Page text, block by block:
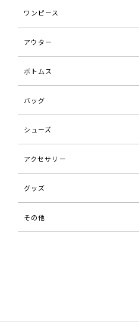
ワンピース
アウター
ボトムス
バッグ
シューズ
アクセサリー
グッズ
その他